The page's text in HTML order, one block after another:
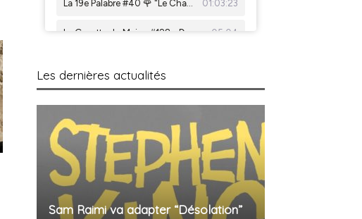
Les dernières actualités
Sam Raimi va adapter “Désolation”